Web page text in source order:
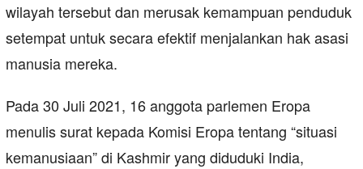
wilayah tersebut dan merusak kemampuan penduduk
setempat untuk secara efektif menjalankan hak asasi
manusia mereka.
Pada 30 Juli 2021, 16 anggota parlemen Eropa
menulis surat kepada Komisi Eropa tentang “situasi
kemanusiaan” di Kashmir yang diduduki India,